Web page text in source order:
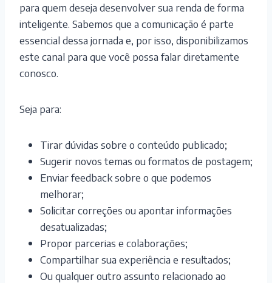
para quem deseja desenvolver sua renda de forma
inteligente. Sabemos que a comunicação é parte
essencial dessa jornada e, por isso, disponibilizamos
este canal para que você possa falar diretamente
conosco.
Seja para:
Tirar dúvidas sobre o conteúdo publicado;
Sugerir novos temas ou formatos de postagem;
Enviar feedback sobre o que podemos
melhorar;
Solicitar correções ou apontar informações
desatualizadas;
Propor parcerias e colaborações;
Compartilhar sua experiência e resultados;
Ou qualquer outro assunto relacionado ao